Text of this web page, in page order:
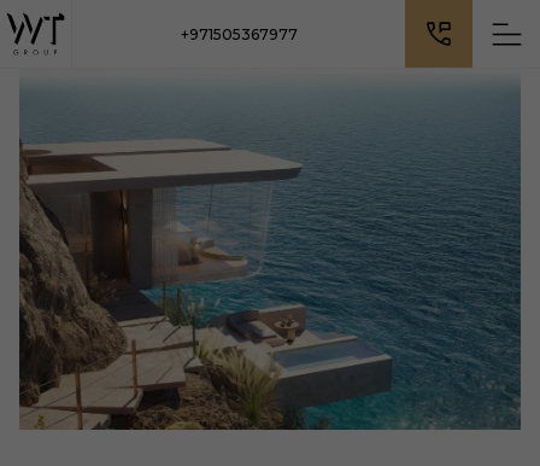
+971505367977